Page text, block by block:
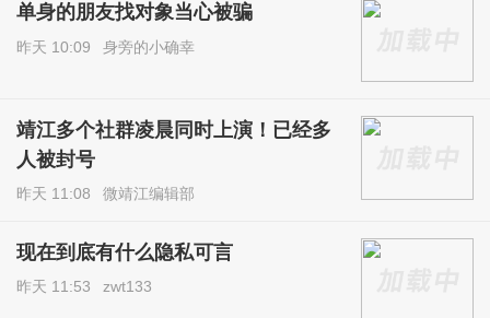
单身的朋友找对象当心被骗
昨天 10:09 身旁的小确幸
靖江多个社群凌晨同时上演！已经多
人被封号
昨天 11:08 微靖江编辑部
现在到底有什么隐私可言
昨天 11:53 zwt133